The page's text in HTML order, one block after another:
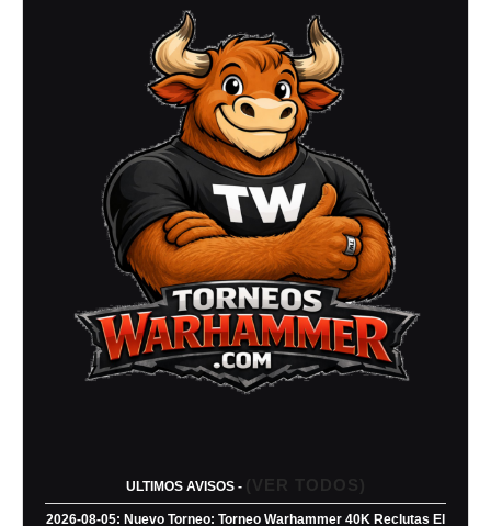
ULTIMOS AVISOS - (VER TODOS)
2026-08-05: Nuevo Torneo: Torneo Warhammer 40K Reclutas El